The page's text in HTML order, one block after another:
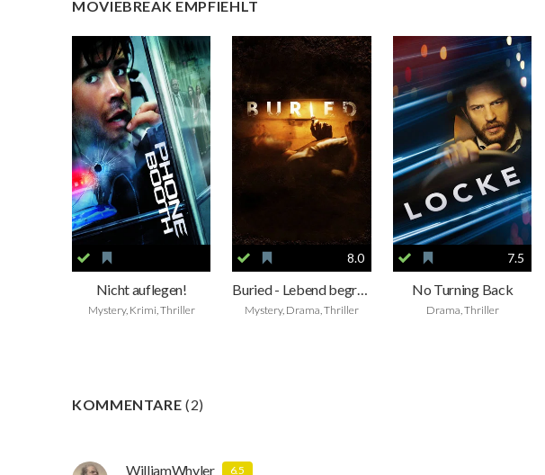
MOVIEBREAK EMPFIEHLT
Nicht auflegen!
Mystery, Krimi, Thriller
8.0
Mystery, Drama, Thriller
7.5
No Turning Back
Drama, Thriller
KOMMENTARE(2)
WilliamWhyler 6.5